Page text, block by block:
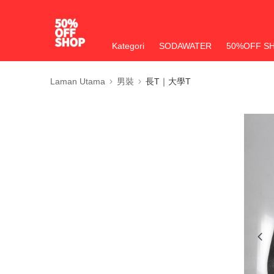
Kategori SODAWATER 50%OFF
Laman Utama 男裝 長T｜大學T